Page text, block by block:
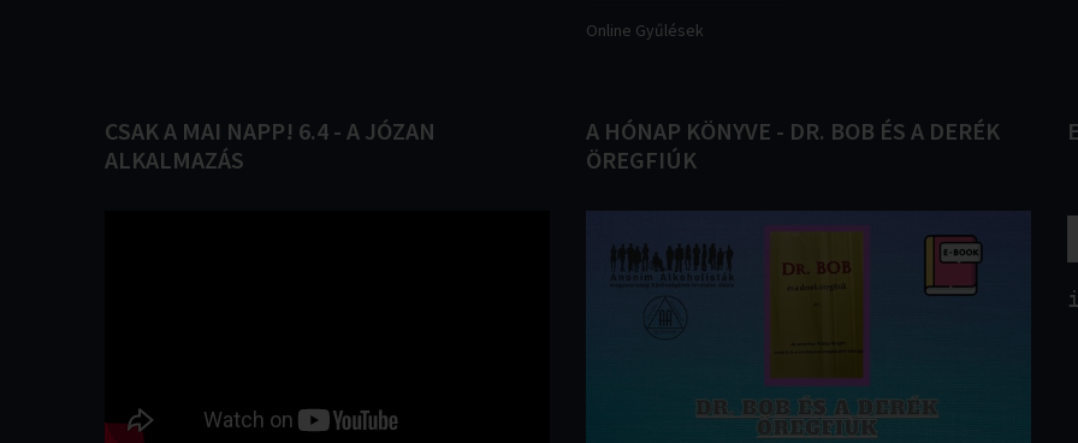
Online Gyűlések
CSAKA MAI NAPP! 6.4 - A JÓZAN
ALKALMAZÁS
A HÓNAP KÖNYVE - DR. BOB ÉS A DERÉK
ÖREGFIÚK